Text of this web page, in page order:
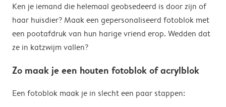
Ken je iemand die helemaal geobsedeerd is door zijn of
haar huisdier? Maak een gepersonaliseerd fotoblok met
een pootafdruk van hun harige vriend erop. Wedden dat
ze in katzwijm vallen?
Zo maak je een houten fotoblok of acrylblok
Een fotoblok maak je in slecht een paar stappen: